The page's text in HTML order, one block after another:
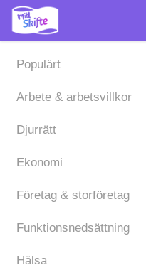
Hoppa
huvudinnehåll
Populärt
Arbete & arbetsvillkor
Djurrätt
Ekonomi
Företag & storföretag
Funktionsnedsättning
Hälsa